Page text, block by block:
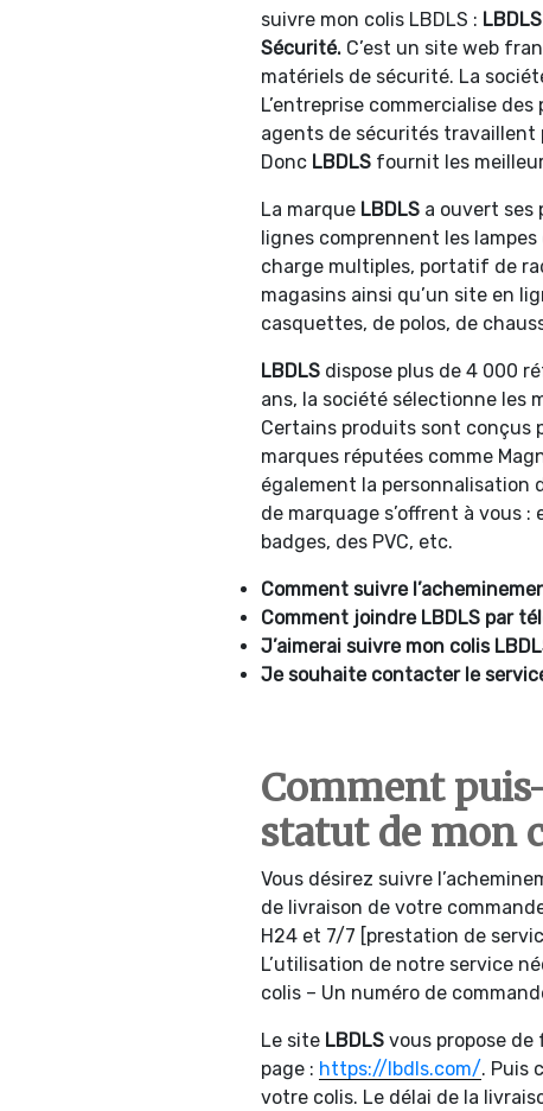
suivre mon colis LBDLS : LBDLS
Sécurité. C’est un site web
matériels de sécurité. La
L’entreprise commercialise
agents de sécurités travaillent
Donc LBDLS fournit les
La marque LBDLS a ouvert ses
lignes comprennent les
charge multiples, portatif de
magasins ainsi qu’un site en
casquettes, de polos, de
LBDLS dispose plus de 4 000
ans, la société sélectionne les
Certains produits sont conçus
marques réputées comme
également la personnalisation
de marquage s’offrent à vous
badges, des PVC, etc.
Comment suivre
Comment joindre LBDLS par
J’aimerai suivre mon colis
Je souhaite contacter le
Comment
statut de mon
Vous désirez suivre
de livraison de votre
H24 et 7/7 [prestation de
L’utilisation de notre service
colis – Un numéro de
Le site LBDLS vous propose
page : https://lbdls.com/. Puis
votre colis. Le délai de la